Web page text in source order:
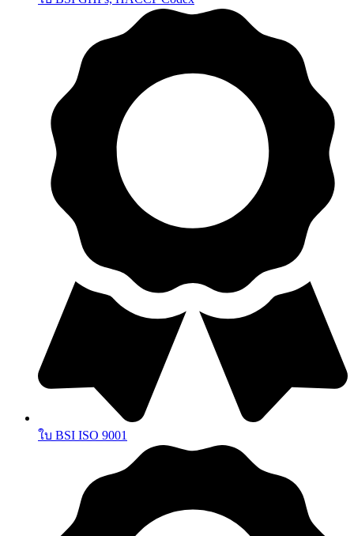
ใบ BSI ISO 9001